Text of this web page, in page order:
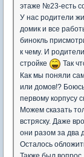
этаже №23-есть
У нас родители
домик и все
бинокль
к чему. И
стройке
Так
Как мы поняли
или домов!?
первому корпусу
Можем сказать
встряску. Даже
они разом за два
Осталось